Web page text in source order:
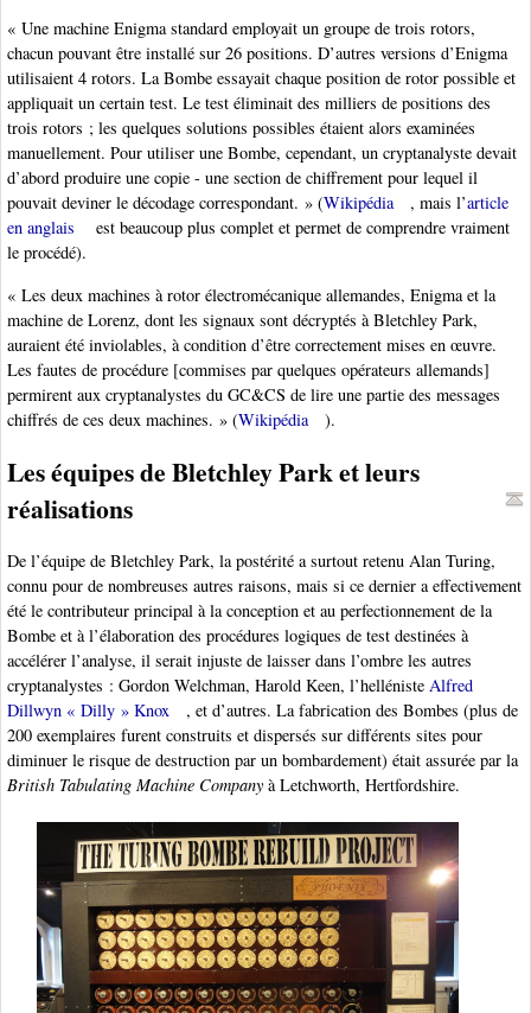
« Une machine Enigma standard employait un groupe de trois rotors,
chacun pouvant être installé sur 26 positions. D’autres versions d’Enigma
utilisaient 4 rotors. La Bombe essayait chaque position de rotor possible et
appliquait un certain test. Le test éliminait des milliers de positions des
trois rotors ; les quelques solutions possibles étaient alors examinées
manuellement. Pour utiliser une Bombe, cependant, un cryptanalyste devait
d’abord produire une copie - une section de chiffrement pour lequel il
pouvait deviner le décodage correspondant. » (Wikipédia , mais l’article
en anglais
est beaucoup plus complet et permet de comprendre vraiment
le procédé).
« Les deux machines à rotor électromécanique allemandes, Enigma et la
machine de Lorenz, dont les signaux sont décryptés à Bletchley Park,
auraient été inviolables, à condition d’être correctement mises en œuvre.
Les fautes de procédure [commises par quelques opérateurs allemands]
permirent aux cryptanalystes du GC&CS de lire une partie des messages
chiffrés de ces deux machines. » (Wikipédia ).
Les équipes de Bletchley Park et leurs
réalisations
De l’équipe de Bletchley Park, la postérité a surtout retenu Alan Turing,
connu pour de nombreuses autres raisons, mais si ce dernier a effectivement
été le contributeur principal à la conception et au perfectionnement de la
Bombe et à l’élaboration des procédures logiques de test destinées à
accélérer l’analyse, il serait injuste de laisser dans l’ombre les autres
cryptanalystes : Gordon Welchman, Harold Keen, l’helléniste Alfred
Dillwyn « Dilly » Knox
, et d’autres. La fabrication des Bombes (plus de
200 exemplaires furent construits et dispersés sur différents sites pour
diminuer le risque de destruction par un bombardement) était assurée par la
British Tabulating Machine Company à Letchworth, Hertfordshire.